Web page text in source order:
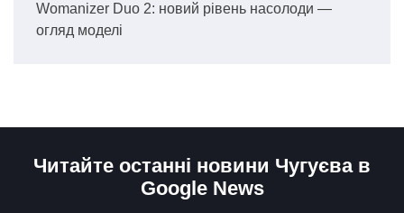
Womanizer Duo 2: новий рівень насолоди —
огляд моделі
Читайте останні новини Чугуєва в
Google News